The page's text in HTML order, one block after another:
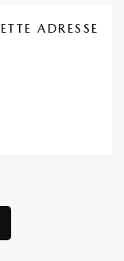
ADRESSE